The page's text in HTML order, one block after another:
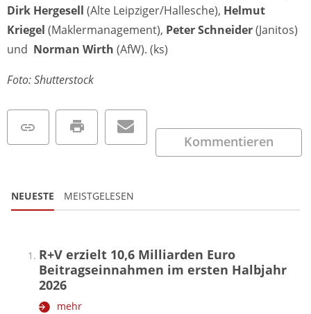
Dirk Hergesell (Alte Leipziger/Hallesche), Helmut
Kriegel (Maklermanagement), Peter Schneider(Janitos)
und Norman Wirth (AfW). (ks)
Foto: Shutterstock
Kommentieren
NEUESTE MEISTGELESEN
R+V erzielt 10,6 Milliarden Euro
Beitragseinnahmen im ersten Halbjahr
2026
mehr